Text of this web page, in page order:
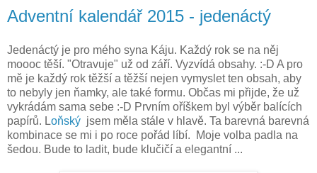
Adventní kalendář 2015 - jedenáctý
Jedenáctý je pro mého syna Káju. Každý rok se na něj
moooc těší. "Otravuje" už od září. Vyzvídá obsahy. :-D A pro
mě je každý rok těžší a těžší nejen vymyslet ten obsah, aby
to nebyly jen ňamky, ale také formu. Občas mi přijde, že už
vykrádám sama sebe :-D Prvním oříškem byl výběr balících
papírů. Loňský jsem měla stále v hlavě. Ta barevná barevná
kombinace se mi i po roce pořád líbí. Moje volba padla na
šedou. Bude to ladit, bude klučičí a elegantní ...